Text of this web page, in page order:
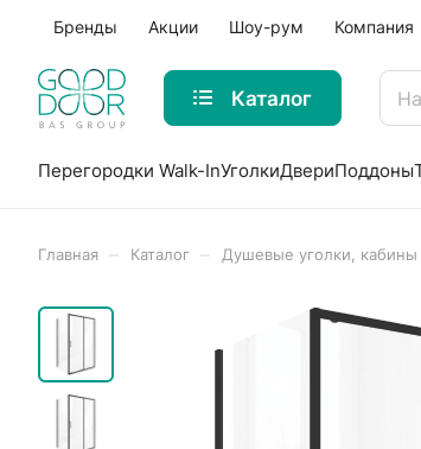
Бренды Акции Шоу-рум Компания
Каталог
Перегородки Walk-InУголкиДвериПоддоны
Главная Каталог Душевые уголки, кабины